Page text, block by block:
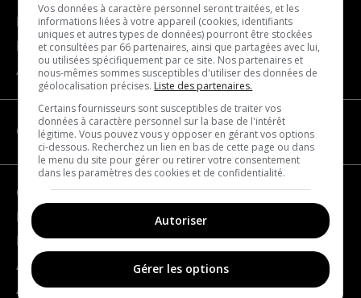
Devenir partenaire
Nous joindre
À propos
CATÉGORIES
Géographie
France
Europe
Amériques
Asie
Vos données à caractère personnel seront traitées, et les
informations liées à votre appareil (cookies, identifiants
uniques et autres types de données) pourront être stockées
et consultées par 66 partenaires, ainsi que partagées avec lui,
ou utilisées spécifiquement par ce site. Nos partenaires et
nous-mêmes sommes susceptibles d'utiliser des données de
géolocalisation précises. Liste des partenaires.
Certains fournisseurs sont susceptibles de traiter vos
données à caractère personnel sur la base de l'intérêt
légitime. Vous pouvez vous y opposer en gérant vos options
ci-dessous. Recherchez un lien en bas de cette page ou dans
le menu du site pour gérer ou retirer votre consentement
dans les paramètres des cookies et de confidentialité.
Autoriser
Gérer les options